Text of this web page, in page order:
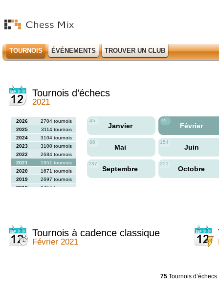
TOURNOIS ÉVÉNEMENTS TROUVER UN CLUB
Tournois d’échecs
2021
2026
2704 tournois
2025
3114 tournois
2024
3104 tournois
2023
3100 tournois
2022
2684 tournois
2021
1951 tournois
2020
1671 tournois
2019
2697 tournois
2018
2456 tournois
2013
2353 tournois
2012
2556 tournois
2011
2671 tournois
45
Janvier
75
Février
86
Mai
154
Juin
237
Septembre
251
Octobre
Tournois à cadence classique
Février 2021
75 Tournois d’échecs